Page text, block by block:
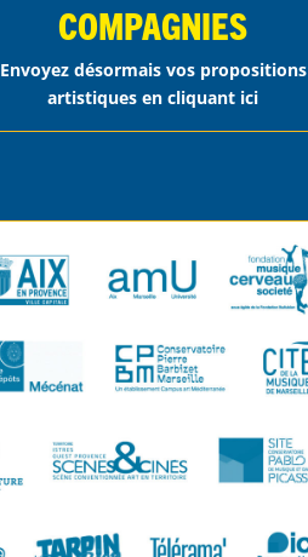
COMPAGNIES
Envoyez désormais vos propositions
artistiques en cliquant ici